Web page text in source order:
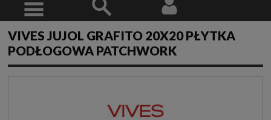
VIVES JUJOL GRAFITO 20X20 PŁYTKA
PODŁOGOWA PATCHWORK